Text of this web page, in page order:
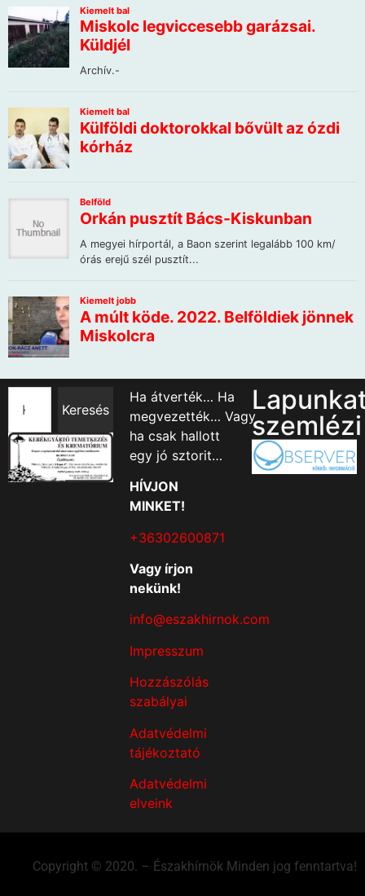
Keresés
Ha átverték… Ha
megvezették… Vagy
ha csak hallott
egy jó sztorit…
HÍVJON
MINKET!
+36302600871
Vagy írjon
nekünk!
info@eszakhirnok.com
Impresszum
Hozzászólás
szabályai
Adatvédelmi
tájékoztató
Adatvédelmi
elveink
szemlézi
Copyright © 2020. – Északhírnök Minden jog fenntartva!